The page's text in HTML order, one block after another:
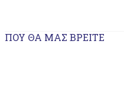
ΠΟΥ ΘΑ ΜΑΣ ΒΡΕΊΤΕ